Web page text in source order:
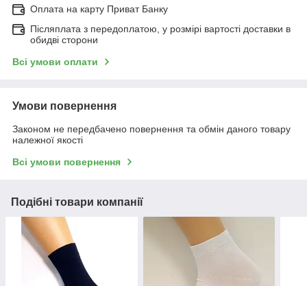
Оплата на карту Приват Банку
Післяплата з передоплатою, у розмірі вартості доставки в
обидві сторони
Всі умови оплати
Умови повернення
Законом не передбачено повернення та обмін даного товару
належної якості
Всі умови повернення
Подібні товари компанії